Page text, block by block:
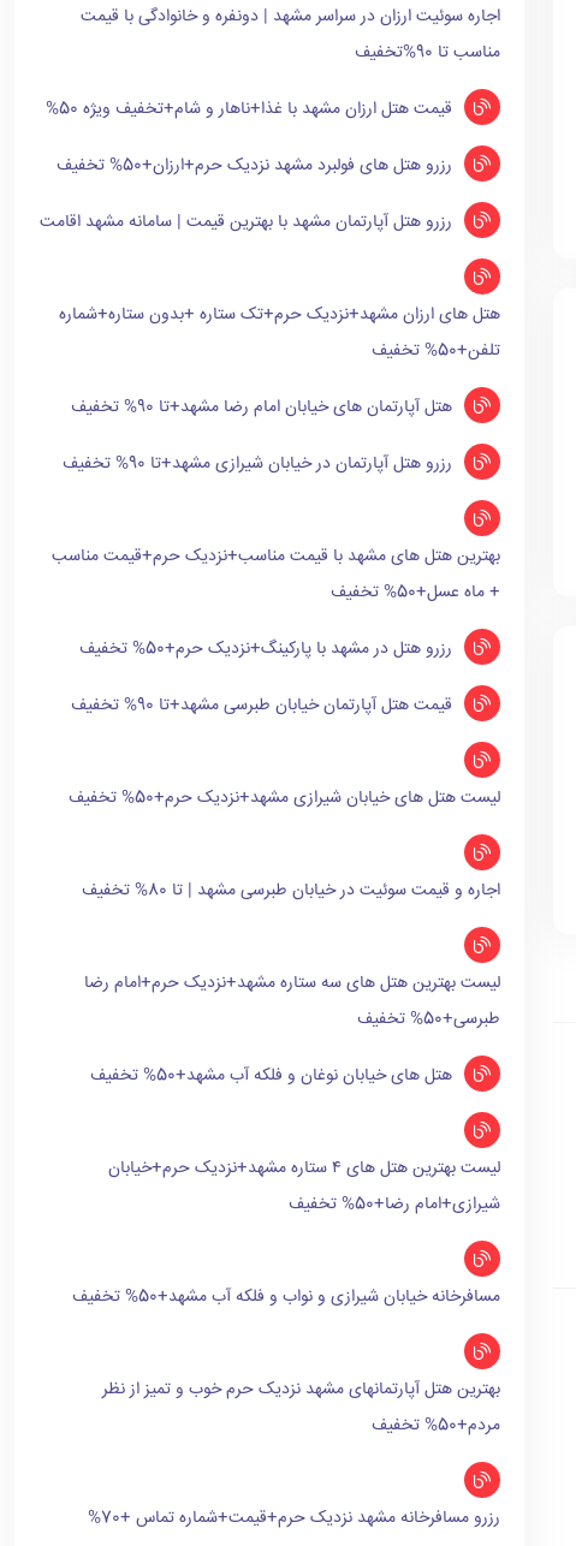
اجاره سوئیت ارزان در سراسر مشهد | دونفره و خانوادگی با قیمت
مناسب تا 90%تخفیف
قیمت هتل ارزان مشهد با غذا+ناهار و شام+تخفیف ویژه 50%
رزرو هتل های فولبرد مشهد نزدیک حرم+ارزان+50% تخفیف
رزرو هتل آپارتمان مشهد با بهترین قیمت | سامانه مشهد اقامت
هتل های ارزان مشهد+نزدیک حرم+تک ستاره +بدون ستاره+شماره
تلفن+50% تخفیف
هتل آپارتمان های خیابان امام رضا مشهد+تا 90% تخفیف
رزرو هتل آپارتمان در خیابان شیرازی مشهد+تا 90% تخفیف
بهترین هتل های مشهد با قیمت مناسب+نزدیک حرم+قیمت مناسب
+ ماه عسل+50% تخفیف
رزرو هتل در مشهد با پارکینگ+نزدیک حرم+50% تخفیف
قیمت هتل آپارتمان خیابان طبرسی مشهد+تا 90% تخفیف
لیست هتل های خیابان شیرازی مشهد+نزدیک حرم+50% تخفیف
اجاره و قیمت سوئیت در خیابان طبرسی مشهد | تا 80% تخفیف
لیست بهترین هتل های سه ستاره مشهد+نزدیک حرم+امام رضا
طبرسی+50% تخفیف
هتل های خیابان نوغان و فلکه آب مشهد+50% تخفیف
لیست بهترین هتل های ۴ ستاره مشهد+نزدیک حرم+خیابان
شیرازی+امام رضا+50% تخفیف
مسافرخانه خیابان شیرازی و نواب و فلکه آب مشهد+50% تخفیف
بهترین هتل آپارتمانهای مشهد نزدیک حرم خوب و تمیز از نظر
مردم+50% تخفیف
رزرو مسافرخانه مشهد نزدیک حرم+قیمت+شماره تماس +70%